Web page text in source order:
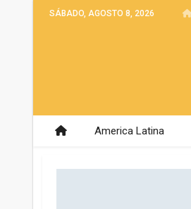
SÁBADO, AGOSTO 8, 2026
America Latina